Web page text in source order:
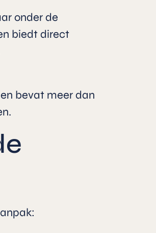
onder de
biedt direct
bevat meer dan